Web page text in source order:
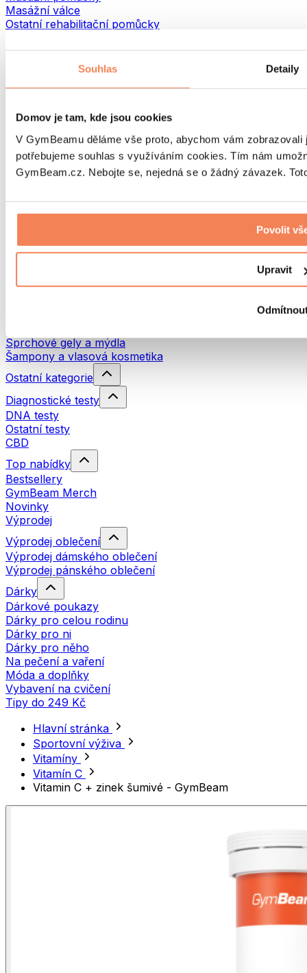
Souhlas Detaily
Domov je tam, kde jsou cookies
V GymBeamu děláme vše proto, abychom vám
potřebujeme souhlas s využíváním cookies. Tím nám
GymBeam.cz. Nebojte se, nejedná se o žádný závazek.
Povolit
Upravit
Masážní válce
Ostatní rehabilitační pomůcky
Batohy
Běh
Bojové sporty
Cyklistika
Jóga a pilates
Otužování
Turistika
Red Light Therapy
Vodní filtry a konvice
Sprchové gely a mýdla
Šampony a vlasová kosmetika
Ostatní kategorie
Diagnostické testy
DNA testy
Ostatní testy
CBD
Top nabídky
Bestsellery
GymBeam Merch
Novinky
Výprodej
Výprodej oblečení
Výprodej dámského oblečení
Výprodej pánského oblečení
Dárky
Dárkové poukazy
Dárky pro celou rodinu
Dárky pro ni
Dárky pro něho
Na pečení a vaření
Móda a doplňky
Vybavení na cvičení
Tipy do 249 Kč
Hlavní stránka
Sportovní výživa
Vitamíny
Vitamín C
Vitamin C + zinek šumivé - GymBeam